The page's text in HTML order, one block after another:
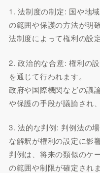
1. 法制度の制定: 国や地
の範囲や保護の方法が明
法制度によって権利の設
2. 政治的な合意: 権利の
を通じて行われます。
政府や国際機関などの議
や保護の手段が議論され
3. 法的な判例: 判例法の
な解釈が権利の設定に影
判例は、将来の類似のケ
の範囲や制限が確定されま